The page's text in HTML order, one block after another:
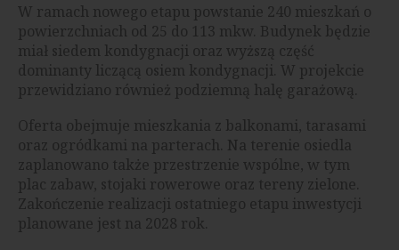
W ramach nowego etapu powstanie 240 mieszkań o
powierzchniach od 25 do 113 mkw. Budynek będzie
miał siedem kondygnacji oraz wyższą część
dominanty liczącą osiem kondygnacji. W projekcie
przewidziano również podziemną halę garażową.
Oferta obejmuje mieszkania z balkonami, tarasami
oraz ogródkami na parterach. Na terenie osiedla
zaplanowano także przestrzenie wspólne, w tym
plac zabaw, stojaki rowerowe oraz tereny zielone.
Zakończenie realizacji ostatniego etapu inwestycji
planowane jest na 2028 rok.